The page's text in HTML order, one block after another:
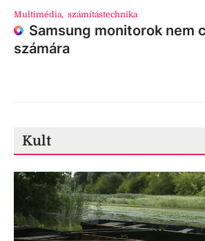
Multimédia, számítástechnika
Samsung monitorok nem
számára
Kult